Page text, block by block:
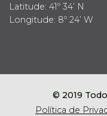
Latitude: 41º 34’ N
Longitude: 8º 24’ W
© 2019
Política de